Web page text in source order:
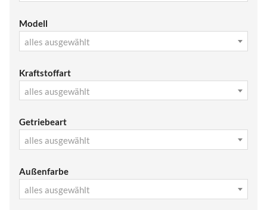
Modell
alles ausgewählt
Kraftstoffart
alles ausgewählt
Getriebeart
alles ausgewählt
Außenfarbe
alles ausgewählt